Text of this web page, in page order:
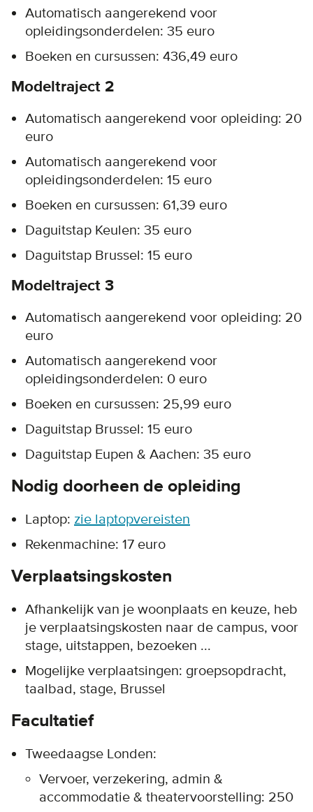
Automatisch aangerekend voor
opleidingsonderdelen: 35 euro
Boeken en cursussen: 436,49 euro
Modeltraject 2
Automatisch aangerekend voor opleiding: 20
euro
Automatisch aangerekend voor
opleidingsonderdelen: 15 euro
Boeken en cursussen: 61,39 euro
Daguitstap Keulen: 35 euro
Daguitstap Brussel: 15 euro
Modeltraject 3
Automatisch aangerekend voor opleiding: 20
euro
Automatisch aangerekend voor
opleidingsonderdelen: 0 euro
Boeken en cursussen: 25,99 euro
Daguitstap Brussel: 15 euro
Daguitstap Eupen & Aachen: 35 euro
Nodig doorheen de opleiding
Laptop: zie laptopvereisten
Rekenmachine: 17 euro
Verplaatsingskosten
Afhankelijk van je woonplaats en keuze, heb
je verplaatsingskosten naar de campus, voor
stage, uitstappen, bezoeken ...
Mogelijke verplaatsingen: groepsopdracht,
taalbad, stage, Brussel
Facultatief
Tweedaagse Londen:
Vervoer, verzekering, admin &
accommodatie & theatervoorstelling: 250